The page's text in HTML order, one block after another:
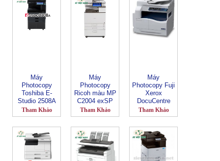
Máy
Photocopy
Toshiba E-
Studio 2508A
Tham Khảo
Máy
Photocopy
Ricoh màu MP
C2004 exSP
Tham Khảo
Máy
Photocopy Fuji
Xerox
DocuCentre
S2110
Tham Khảo